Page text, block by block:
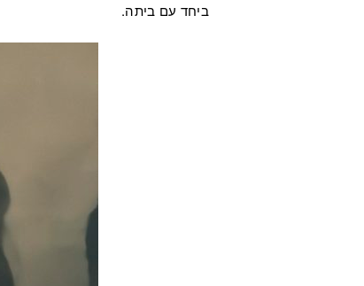
ביחד עם ביתה.